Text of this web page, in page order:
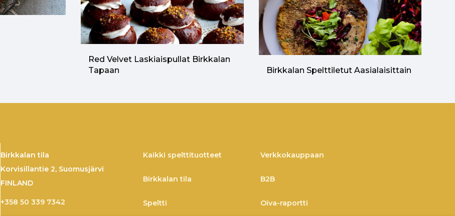
Red Velvet Laskiaispullat Birkkalan
Tapaan
Birkkalan Spelttiletut Aasialaisittain
Birkkalan tila
Korvisillantie 2, Suomusjärvi
FINLAND
+358 50 339 7342
Kaikki spelttituotteet
Birkkalan tila
Speltti
Verkkokauppaan
B2B
Oiva-raportti